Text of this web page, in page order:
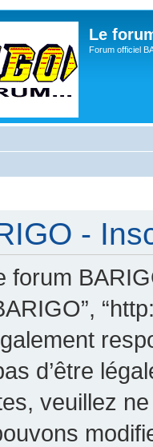
Le
Forum officiel
-
forum
d’être
veuillez